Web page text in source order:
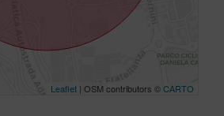
Leaflet| OSM contributors ©CARTO